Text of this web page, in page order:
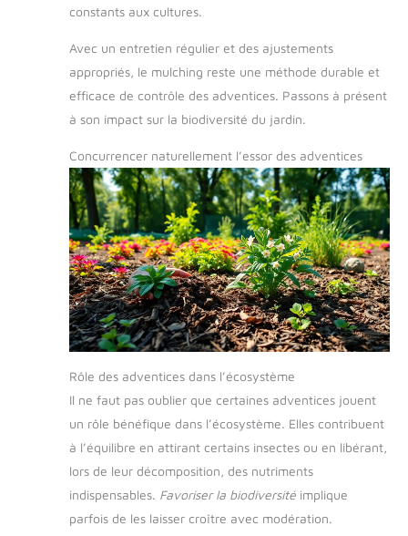
constants aux cultures.
Avec un entretien régulier et des ajustements
appropriés, le mulching reste une méthode durable et
efficace de contrôle des adventices. Passons à présent
à son impact sur la biodiversité du jardin.
Concurrencer naturellement l’essor des adventices
Rôle des adventices dans l’écosystème
Il ne faut pas oublier que certaines adventices jouent
un rôle bénéfique dans l’écosystème. Elles contribuent
à l’équilibre en attirant certains insectes ou en libérant,
lors de leur décomposition, des nutriments
indispensables. Favoriser la biodiversité implique
parfois de les laisser croître avec modération.